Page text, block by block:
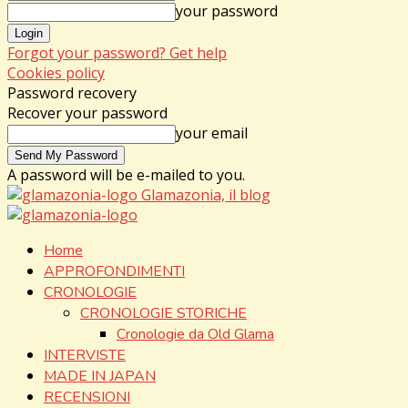
your password
Forgot your password? Get help
Cookies policy
Password recovery
Recover your password
your email
A password will be e-mailed to you.
Glamazonia, il blog
Home
APPROFONDIMENTI
CRONOLOGIE
CRONOLOGIE STORICHE
Cronologie da Old Glama
INTERVISTE
MADE IN JAPAN
RECENSIONI